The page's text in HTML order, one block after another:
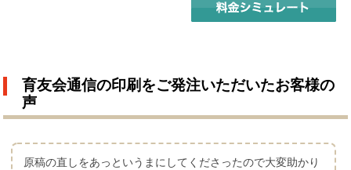
育友会通信の印刷をご発注いただいたお客様の
声
原稿の直しをあっというまにしてくださったので大変助かり